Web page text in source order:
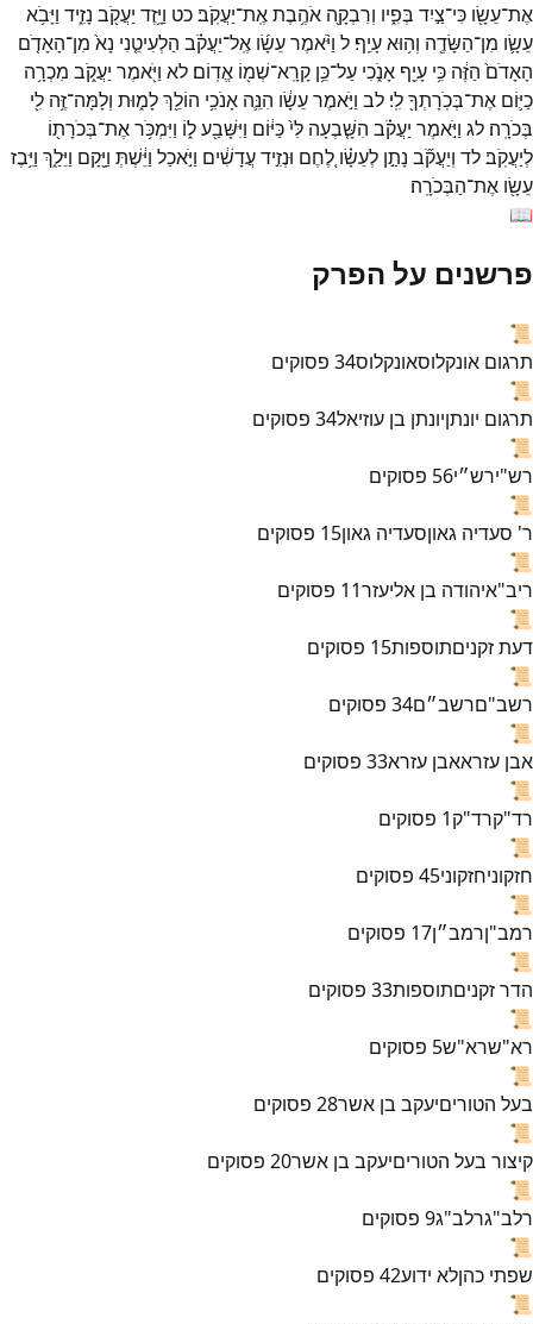
אֶת־עֵשָׂ֖ו כִּי־צַ֣יִד בְּפִ֑יו וְרִבְקָ֖ה אֹהֶ֥בֶתאֶֽת־יַעֲקֹֽב׃כט וַיָּ֥זֶד יַעֲקֹ֖ב נָזִ֑יד וַיָּבֹ֥א
עֵשָׂ֛ו מִן־הַשָּׂדֶ֖ה וְה֥וּאעָיֵֽף׃ ל וַיֹּ֨אמֶרעֵשָׂ֜ו אֶֽל־יַעֲקֹ֗ב הַלְעִיטֵ֤נִי נָא֙ מִן־הָאָדֹ֤ם
הָאָדֹם֙ הַזֶּ֔ה כִּ֥י עָיֵ֖ף אָנֹ֑כִי עַל־כֵּ֥ן קָרָֽא־שְׁמ֖וֹ אֱדֽוֹם׃ לא וַיֹּ֖אמֶר יַעֲקֹ֑ב מִכְרָ֥ה
כַיּ֛וֹם אֶת־בְּכֹֽרָתְךָ֖לִֽי׃ לב וַיֹּ֣אמֶרעֵשָׂ֔ו הִנֵּ֛ה אָנֹכִ֥י הוֹלֵ֖ךְלָמ֑וּת וְלָמָּה־זֶּ֥ה לִ֖י
בְּכֹרָֽה׃ לג וַיֹּ֣אמֶר יַעֲקֹ֗ב הִשָּׁ֤בְעָה לִּי֙כַּיּ֔וֹם וַיִּשָּׁבַ֖על֑וֹ וַיִּמְכֹּ֥ראֶת־בְּכֹרָת֖וֹ
לְיַעֲקֹֽב׃לד וְיַעֲקֹ֞ב נָתַ֣ן לְעֵשָׂ֗ו לֶ֚חֶם וּנְזִ֣ידעֲדָשִׁ֔ים וַיֹּ֣אכַל וַיֵּ֔שְׁתְּ וַיָּ֖קָם וַיֵּלַ֑ךְ וַיִּ֥בֶז
עֵשָׂ֖ו אֶת־הַבְּכֹרָֽה׃
📖
פרשנים על הפרק
📜
תרגום אונקלוסאונקלוס34 פסוקים
📜
תרגום יונתןיונתן בן עוזיאל34 פסוקים
📜
רש"ירש״י56 פסוקים
📜
ר' סעדיה גאוןסעדיה גאון15 פסוקים
📜
ריב"איהודה בן אליעזר11 פסוקים
📜
דעת זקניםתוספות15 פסוקים
📜
רשב"םרשב״ם34 פסוקים
📜
אבן עזראאבן עזרא33 פסוקים
📜
רד"קרד"ק1 פסוקים
📜
חזקוניחזקוני45 פסוקים
📜
רמב"ןרמב״ן17 פסוקים
📜
הדר זקניםתוספות33 פסוקים
📜
רא"שרא"ש5 פסוקים
📜
בעל הטוריםיעקב בן אשר28 פסוקים
📜
קיצור בעל הטוריםיעקב בן אשר20 פסוקים
📜
רלב"גרלב"ג9 פסוקים
📜
שפתי כהןלא ידוע42 פסוקים
📜